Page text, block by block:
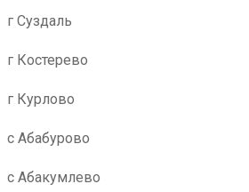
г Суздаль
г Костерево
г Курлово
с Абабурово
с Абакумлево